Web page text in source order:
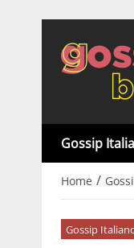
Gossip
Home /
Gossip